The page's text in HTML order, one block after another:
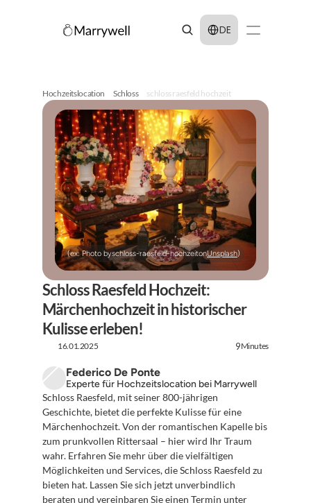
Select Language
DE
Hochzeitslocation Schloss schloss raesfeld hochzeit
(ex: Photo byschloss-raesfeld-hochzeitonUnsplash)
Schloss Raesfeld Hochzeit:
Märchenhochzeit in historischer
Kulisse erleben!
16.01.2025 9Minutes
Federico De Ponte
Experte für Hochzeitslocation bei Marrywell
Schloss Raesfeld, mit seiner 800-jährigen
Geschichte, bietet die perfekte Kulisse für eine
Märchenhochzeit. Von der romantischen Kapelle bis
zum prunkvollen Rittersaal – hier wird Ihr Traum
wahr. Erfahren Sie mehr über die vielfältigen
Möglichkeiten und Services, die Schloss Raesfeld zu
bieten hat. Lassen Sie sich jetzt unverbindlich